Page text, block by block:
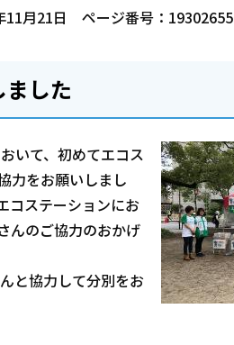
11月21日 ページ番号：19302655
した
いて、初めてエコス
力をお願いしまし
コステーションにお
んのご協力のおかげ
と協力して分別をお